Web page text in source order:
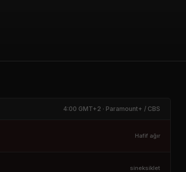
4:00 GMT+2 · Paramount+ / CBS
Hafif ağır
sineksiklet